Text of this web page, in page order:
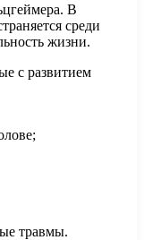
В
среди
жизни.
с развитием
травмы.